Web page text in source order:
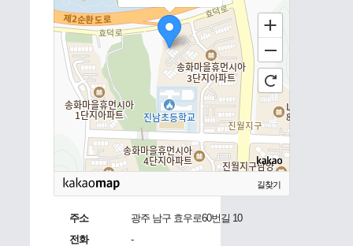
길찾기
주소
광주 남구 효우로60번길 10
전화
-